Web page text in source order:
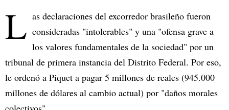
L as declaraciones del excorredor brasileño fueron
consideradas "intolerables" y una "ofensa grave a
los valores fundamentales de la sociedad" por un
tribunal de primera instancia del Distrito Federal. Por eso,
le ordenó a Piquet a pagar 5 millones de reales (945.000
millones de dólares al cambio actual) por "daños morales